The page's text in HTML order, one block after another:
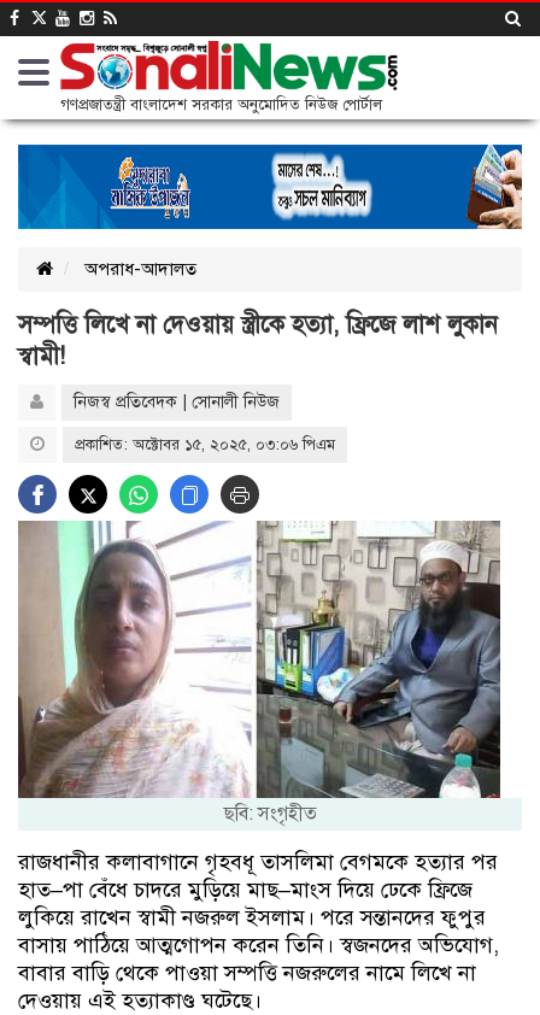
গণপ্রজাতন্ত্রী বাংলাদেশ সরকার অনুমোদিত নিউজ পোর্টাল
অপরাধ-আদালত
সম্পত্তি লিখে না দেওয়ায় স্ত্রীকে হত্যা, ফ্রিজে লাশ লুকান
স্বামী!
নিজস্ব প্রতিবেদক | সোনালী নিউজ
প্রকাশিত: অক্টোবর ১৫, ২০২৫, ০৩:০৬ পিএম
ছবি: সংগৃহীত
রাজধানীর কলাবাগানে গৃহবধূ তাসলিমা বেগমকে হত্যার পর
হাত–পা বেঁধে চাদরে মুড়িয়ে মাছ–মাংস দিয়ে ঢেকে ফ্রিজে
লুকিয়ে রাখেন স্বামী নজরুল ইসলাম। পরে সন্তানদের ফুপুর
বাসায় পাঠিয়ে আত্মগোপন করেন তিনি। স্বজনদের অভিযোগ,
বাবার বাড়ি থেকে পাওয়া সম্পত্তি নজরুলের নামে লিখে না
দেওয়ায় এই হত্যাকাণ্ড ঘটেছে।